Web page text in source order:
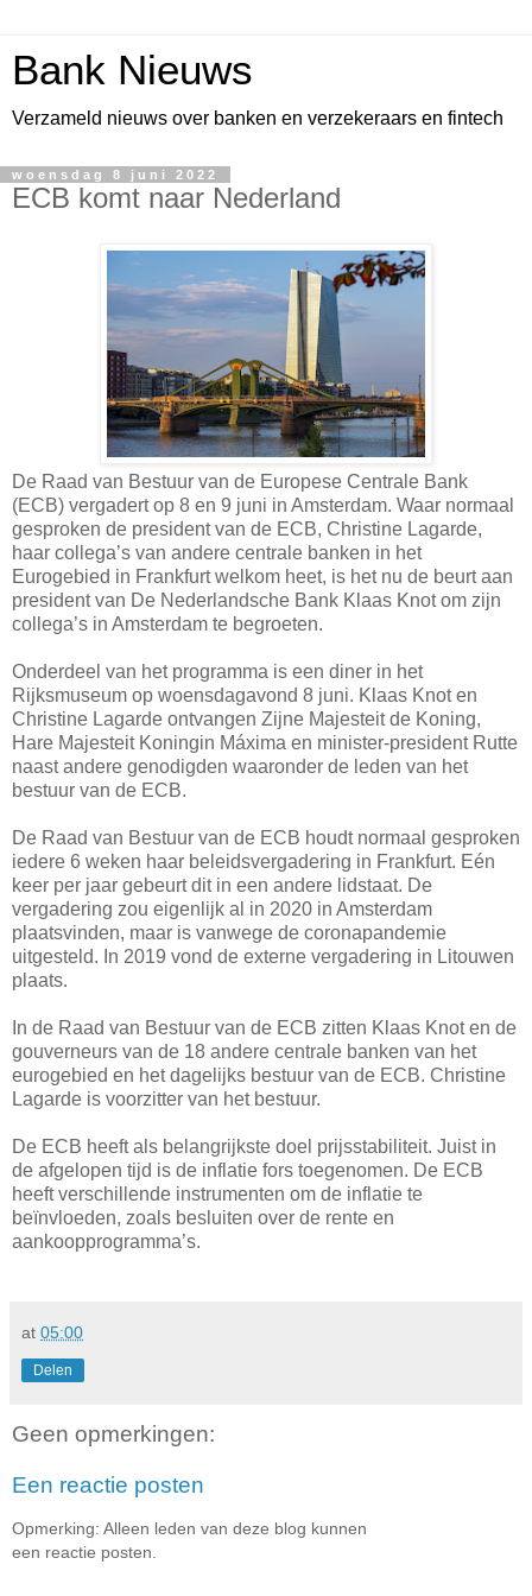
Bank Nieuws
Verzameld nieuws over banken en verzekeraars en fintech
woensdag 8 juni 2022
ECB komt naar Nederland
De Raad van Bestuur van de Europese Centrale Bank
(ECB) vergadert op 8 en 9 juni in Amsterdam. Waar normaal
gesproken de president van de ECB, Christine Lagarde,
haar collega’s van andere centrale banken in het
Eurogebied in Frankfurt welkom heet, is het nu de beurt aan
president van De Nederlandsche Bank Klaas Knot om zijn
collega’s in Amsterdam te begroeten.
Onderdeel van het programma is een diner in het
Rijksmuseum op woensdagavond 8 juni. Klaas Knot en
Christine Lagarde ontvangen Zijne Majesteit de Koning,
Hare Majesteit Koningin Máxima en minister-president Rutte
naast andere genodigden waaronder de leden van het
bestuur van de ECB.
De Raad van Bestuur van de ECB houdt normaal gesproken
iedere 6 weken haar beleidsvergadering in Frankfurt. Eén
keer per jaar gebeurt dit in een andere lidstaat. De
vergadering zou eigenlijk al in 2020 in Amsterdam
plaatsvinden, maar is vanwege de coronapandemie
uitgesteld. In 2019 vond de externe vergadering in Litouwen
plaats.
In de Raad van Bestuur van de ECB zitten Klaas Knot en de
gouverneurs van de 18 andere centrale banken van het
eurogebied en het dagelijks bestuur van de ECB. Christine
Lagarde is voorzitter van het bestuur.
De ECB heeft als belangrijkste doel prijsstabiliteit. Juist in
de afgelopen tijd is de inflatie fors toegenomen. De ECB
heeft verschillende instrumenten om de inflatie te
beïnvloeden, zoals besluiten over de rente en
aankoopprogramma’s.
at 05:00
Delen
Geen opmerkingen:
Een reactie posten
Opmerking: Alleen leden van deze blog kunnen
een reactie posten.